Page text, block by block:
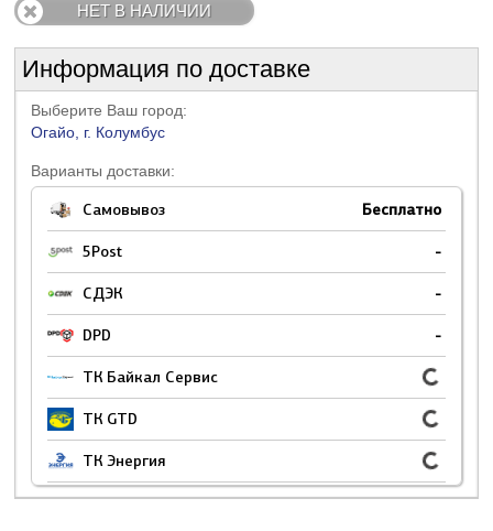
НЕТ В НАЛИЧИИ
Информация по доставке
Выберите Ваш город:
Огайо, г. Колумбус
Варианты доставки:
Самовывоз Бесплатно
5Post -
СДЭК -
DPD -
ТК Байкал Сервис
ТК GTD
ТК Энергия